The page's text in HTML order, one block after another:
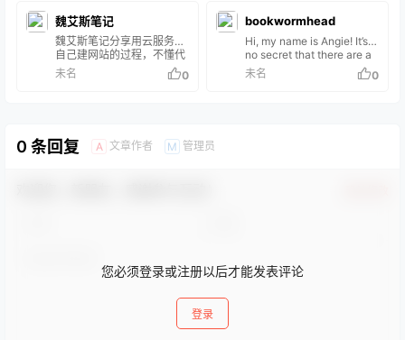
魏艾斯笔记
魏艾斯笔记分享用云服务器
自己建网站的过程，不懂代
码的新手用Wordpress快速
搭建美观利于SEO优化的网
未名 0
bookwormhead
Hi, my name is Angie! It’s
no secret that there are a
lot of people out there
talking about how they
未名 0
0 条回复 A 文章作者 M 管理员
您必须登录或注册以后才能发表评论
登录